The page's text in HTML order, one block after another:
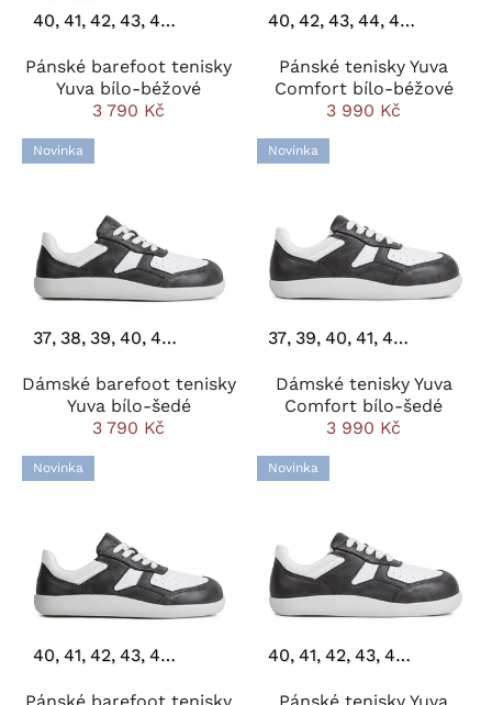
40 41 42 43 44
Pánské barefoot tenisky
Yuva bílo-béžové
3 790 Kč
40 42 43 44 45
Pánské tenisky Yuva
Comfort bílo-béžové
3 990 Kč
Novinka
37 38 39 40 41
Dámské barefoot tenisky
Yuva bílo-šedé
3 790 Kč
Novinka
37 39 40 41 42
Dámské tenisky Yuva
Comfort bílo-šedé
3 990 Kč
Novinka
40 41 42 43 44
Novinka
40 41 42 43 44